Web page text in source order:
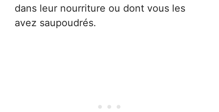
dans leur nourriture ou dont vous les
avez saupoudrés.